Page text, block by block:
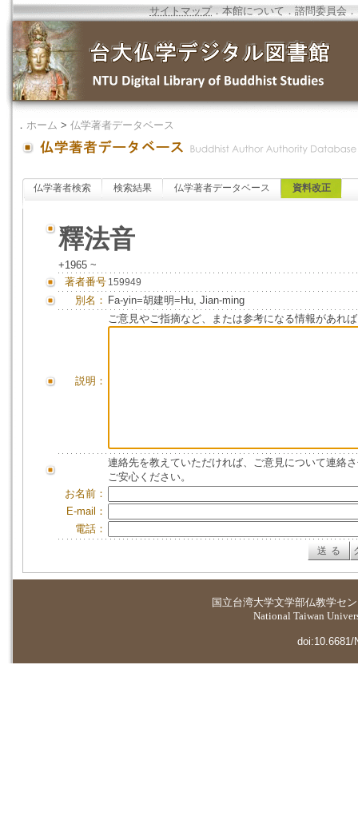
サイトマップ．本館について ．諮問委員会 ．
． ホーム > 仏学著者データベース
仏学著者検索 検索結果 仏学著者データベース 資料改正
釋法音
+1965 ~
著者番号 159949
別名： Fa-yin=胡建明=Hu, Jian-ming
説明：
ご意見やご指摘など、または参考になる情報があれ
連絡先を教えていただければ、ご意見について連絡
ご安心ください。
お名前：
E-mail：
電話：
国立台湾大学文学部仏教学セ
National Taiwan
doi:10.6681/